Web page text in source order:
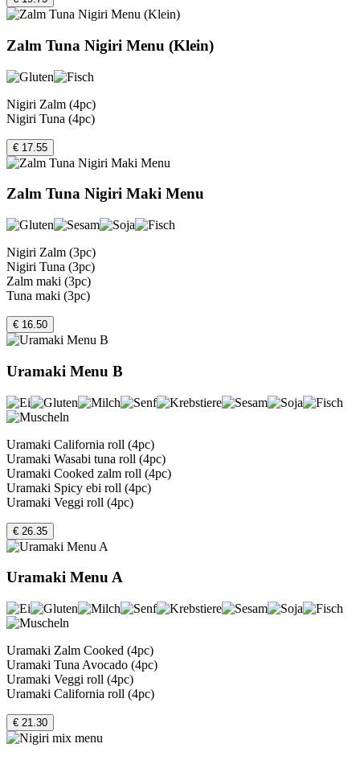
Zalm Tuna Nigiri Menu (Klein)
Nigiri Zalm (4pc)
Nigiri Tuna (4pc)
€ 17.55
Zalm Tuna Nigiri Maki Menu
Nigiri Zalm (3pc)
Nigiri Tuna (3pc)
Zalm maki (3pc)
Tuna maki (3pc)
€ 16.50
Uramaki Menu B
Uramaki California roll (4pc)
Uramaki Wasabi tuna roll (4pc)
Uramaki Cooked zalm roll (4pc)
Uramaki Spicy ebi roll (4pc)
Uramaki Veggi roll (4pc)
€ 26.35
Uramaki Menu A
Uramaki Zalm Cooked (4pc)
Uramaki Tuna Avocado (4pc)
Uramaki Veggi roll (4pc)
Uramaki California roll (4pc)
€ 21.30